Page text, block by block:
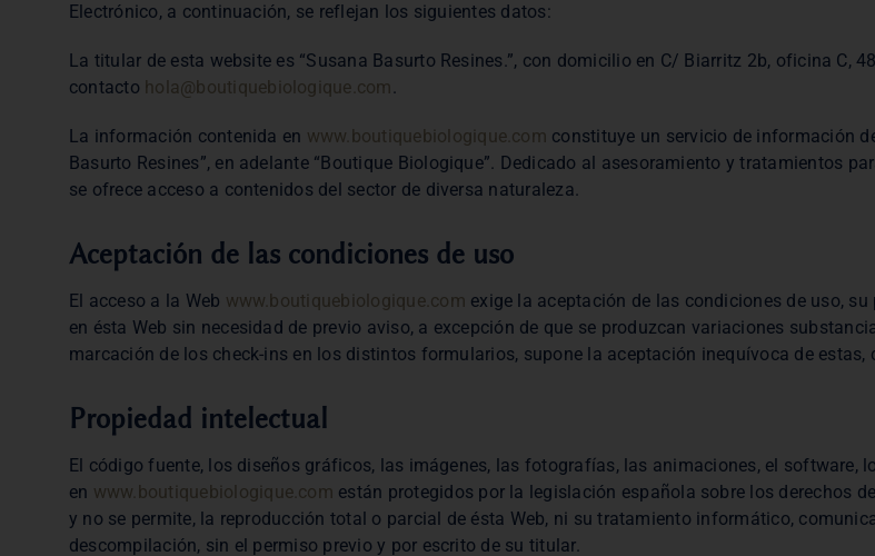
Electrónico, a continuación, se reflejan los siguientes datos:
La titular de esta website es “Susana Basurto Resines.”, con domicilio en C/ Biarritz 2b, oficina C,
contacto hola@boutiquebiologique.com.
La información contenida en www.boutiquebiologique.com constituye un servicio de información
Basurto Resines”, en adelante “Boutique Biologique”. Dedicado al asesoramiento y tratamientos
se ofrece acceso a contenidos del sector de diversa naturaleza.
Aceptación de las condiciones de uso
El acceso a la Web www.boutiquebiologique.com exige la aceptación de las condiciones de uso,
en ésta Web sin necesidad de previo aviso, a excepción de que se produzcan variaciones
marcación de los check-ins en los distintos formularios, supone la aceptación inequívoca de
Propiedad intelectual
El código fuente, los diseños gráficos, las imágenes, las fotografías, las animaciones, el
en www.boutiquebiologique.com están protegidos por la legislación española sobre los derechos
y no se permite, la reproducción total o parcial de ésta Web, ni su tratamiento informático,
descompilación, sin el permiso previo y por escrito de su titular.